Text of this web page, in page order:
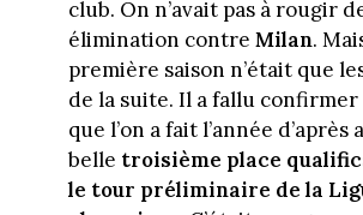
club. On n’avait pas à rougir
élimination contre Milan.
première saison n’était que
de la suite. Il a fallu confirmer
que l’on a fait l’année d’après
belle troisième place
le tour préliminaire de la